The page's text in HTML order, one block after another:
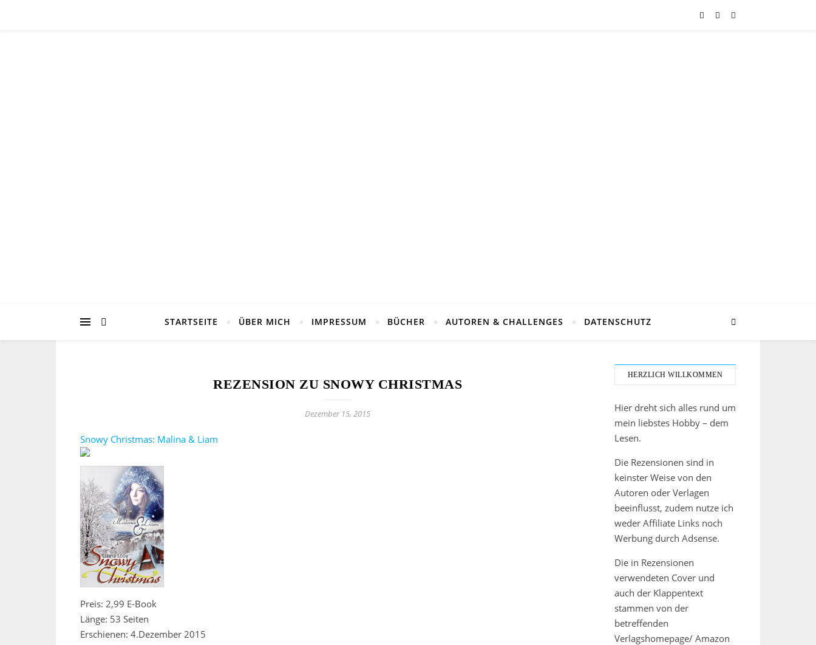
STARTSEITE ÜBER MICH IMPRESSUM BÜCHER AUTOREN & CHALLENGES DATENSCHUTZ
REZENSION ZU SNOWY CHRISTMAS
Dezember 15, 2015
Snowy Christmas: Malina & Liam
Preis: 2,99 E-Book
Länge: 53 Seiten
Erschienen: 4.Dezember 2015
HERZLICH WILLKOMMEN
Hier dreht sich alles rund um
mein liebstes Hobby – dem
Lesen.
Die Rezensionen sind in
keinster Weise von den
Autoren oder Verlagen
beeinflusst, zudem nutze ich
weder Affiliate Links noch
Werbung durch Adsense.
Die in Rezensionen
verwendeten Cover und
auch der Klappentext
stammen von der
betreffenden
Verlagshomepage/ Amazon